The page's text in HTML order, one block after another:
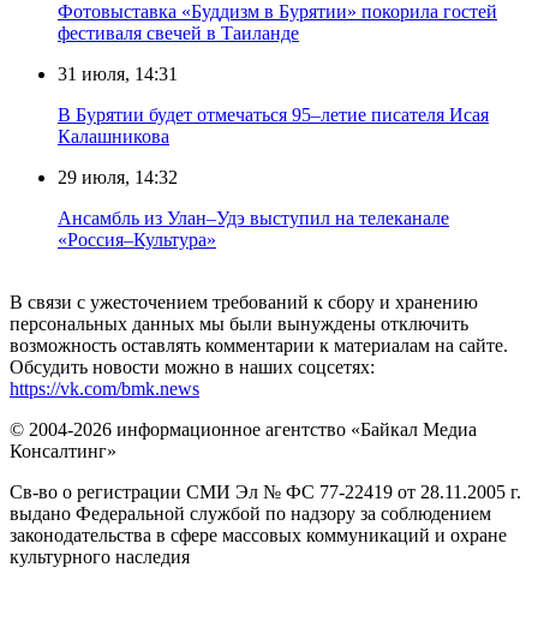
Фотовыставка «Буддизм в Бурятии» покорила гостей
фестиваля свечей в Таиланде
31 июля, 14:31
В Бурятии будет отмечаться 95–летие писателя Исая
Калашникова
29 июля, 14:32
Ансамбль из Улан–Удэ выступил на телеканале
«Россия–Культура»
В связи с ужесточением требований к сбору и хранению
персональных данных мы были вынуждены отключить
возможность оставлять комментарии к материалам на сайте.
Обсудить новости можно в наших соцсетях:
https://vk.com/bmk.news
© 2004-2026 информационное агентство «Байкал Медиа
Консалтинг»
Св-во о регистрации СМИ Эл № ФС 77-22419 от 28.11.2005 г.
выдано Федеральной службой по надзору за соблюдением
законодательства в сфере массовых коммуникаций и охране
культурного наследия